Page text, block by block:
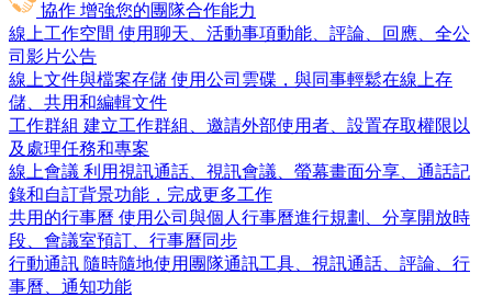
協作 增強您的團隊合作能力
線上工作空間 使用聊天、活動事項動能、評論、回應、全公
司影片公告
線上文件與檔案存儲 使用公司雲碟，與同事輕鬆在線上存
儲、共用和編輯文件
工作群組 建立工作群組、邀請外部使用者、設置存取權限以
及處理任務和專案
線上會議 利用視訊通話、視訊會議、螢幕畫面分享、通話記
錄和自訂背景功能，完成更多工作
共用的行事曆 使用公司與個人行事曆進行規劃、分享開放時
段、會議室預訂、行事曆同步
行動通訊 隨時隨地使用團隊通訊工具、視訊通話、評論、行
事曆、通知功能